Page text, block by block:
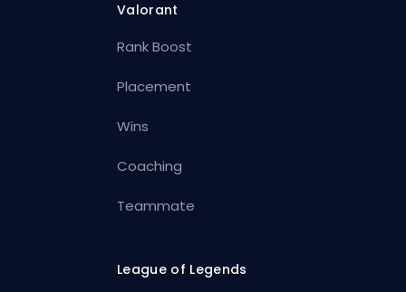
Valorant
Rank Boost
Placement
Wins
Coaching
Teammate
League of Legends